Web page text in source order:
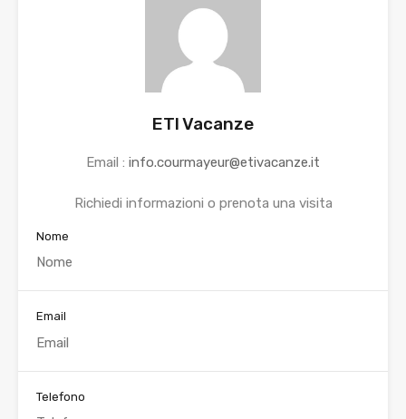
ETI Vacanze
Email : info.courmayeur@etivacanze.it
Richiedi informazioni o prenota una visita
Nome
Email
Telefono